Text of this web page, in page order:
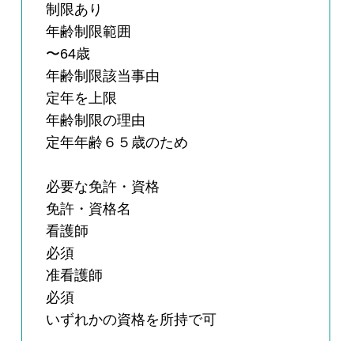
制限あり
年齢制限範囲
〜64歳
年齢制限該当事由
定年を上限
年齢制限の理由
定年年齢６５歳のため
必要な免許・資格
免許・資格名
看護師
必須
准看護師
必須
いずれかの資格を所持で可